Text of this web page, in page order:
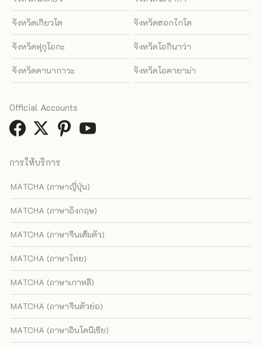
จังหวัดเกียวโต จังหวัดฮอกไกโด
จังหวัดฟุกุโอกะ จังหวัดโอกินาว่า
จังหวัดคานากาวะ จังหวัดโอคายาม่า
การให้บริการ
MATCHA (ภาษาญี่ปุ่น)
MATCHA (ภาษาอังกฤษ)
MATCHA (ภาษาจีนเต็มตัว)
MATCHA (ภาษาไทย)
MATCHA (ภาษาเกาหลี)
MATCHA (ภาษาจีนตัวย่อ)
MATCHA (ภาษาอินโดนีเซีย)
Official Accounts